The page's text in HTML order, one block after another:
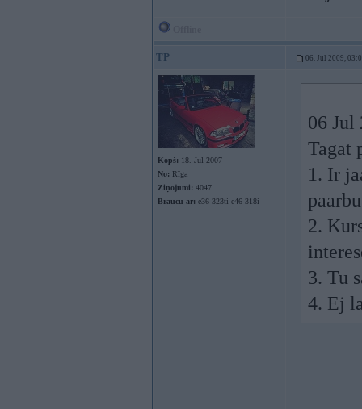
TP 06. Jul 2009,
Kopš: 18. Jul 2007
No: Rīga
Ziņojumi: 4047
Braucu ar: e36 323ti e46 318i
06 Jul
Tagat
1. Ir
2.
3. Tu
4. Ej